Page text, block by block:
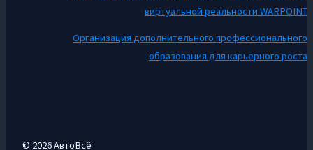
виртуальной реальности WARPOINT
Организация дополнительного профессионального
образования для карьерного роста
© 2026 АвтоВсё